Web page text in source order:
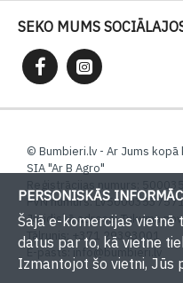
SEKO MUMS
© Bumbieri.lv - Ar Jums
SIA "Ar B Agro"
Reģistrācijas numurs:
PVN numurs:
Juridiskā adrese: Tukuma
Tālrunis: +371 29393001
E-pasts:info@bumbieri.lv
PERSONISKĀS
Šajā e-komercijas vietnē
datus par to, kā vietne
Izmantojot šo vietni, Jūs